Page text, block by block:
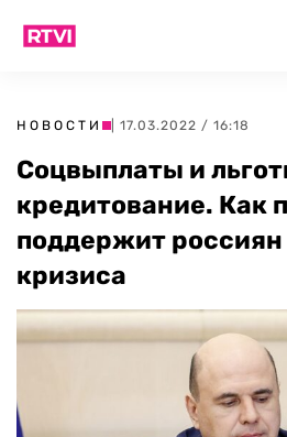
НОВОСТИ | 17.03.2022 / 16:18
Соцвыплаты и
кредитование. Как
поддержит россиян
кризиса